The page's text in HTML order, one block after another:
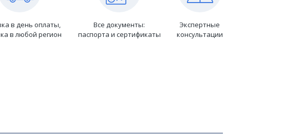
в день оплаты,
в любой регион
Все документы:
паспорта и сертификаты
Экспертные
консультации